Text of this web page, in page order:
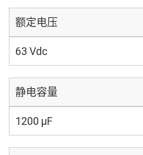
额定电压
63 Vdc
静电容量
1200 µF